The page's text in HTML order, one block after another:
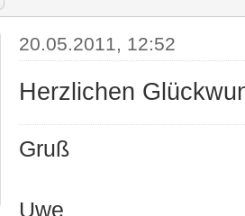
20.05.2011, 12:52
Herzlichen
Gruß
Uwe